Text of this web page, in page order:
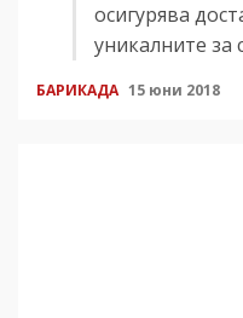
осигурява
уникалните за
БАРИКАДА 15 юни 2018